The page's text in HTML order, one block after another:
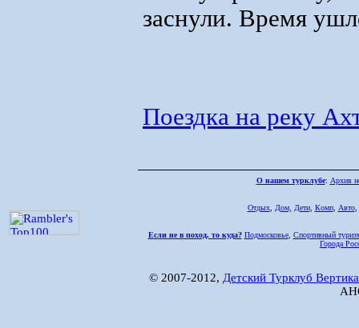
заснули. Время
Поездка на реку
О нашем турклубе: Архив
Отдых, Дом, Дети, Комп, Авто,
Если не в поход, то куда? Подмосковье, Спортивный
Города
© 2007-2012, Детский Турклуб